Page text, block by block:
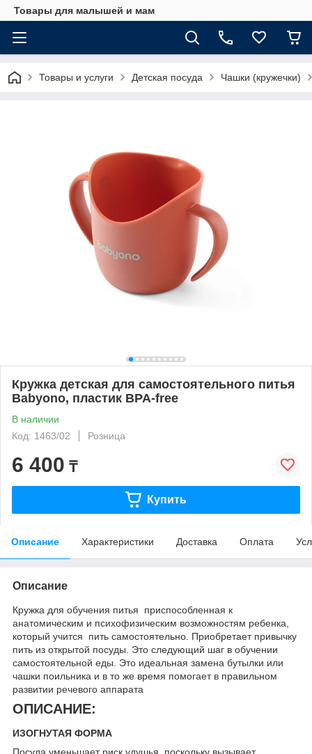
Товары для малышей и мам
Товары и услуги Детская посуда Чашки (кружечки)
Кружка детская для самостоятельного питья
Babyono, пластик BPA-free
В наличии
Код: 1463/02
Розница
6 400 ₸
Купить
Описание Характеристики Доставка Оплата
Описание
Кружка для обучения питья приспособленная к
анатомическим и психофизическим возможностям ребенка,
который учится пить самостоятельно. Приобретает привычку
пить из открытой посуды. Это следующий шаг в обучении
самостоятельной еды. Это идеальная замена бутылки или
чашки поильника и в то же время помогает в правильном
развитии речевого аппарата
ОПИСАНИЕ:
ИЗОГНУТАЯ ФОРМА